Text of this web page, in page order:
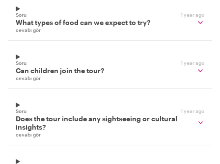
Soru 1 year ago
What types of food can we expect to try?
cevabı gör
Soru 1 year ago
Can children join the tour?
cevabı gör
Soru 1 year ago
Does the tour include any sightseeing or cultural
insights?
cevabı gör